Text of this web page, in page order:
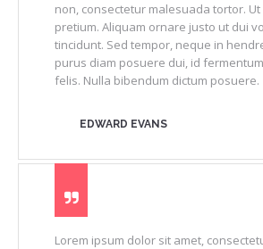
non, consectetur malesuada tortor.
pretium. Aliquam ornare justo ut dui
tincidunt. Sed tempor, neque in
purus diam posuere dui, id
felis. Nulla bibendum dictum posuere.
EDWARD EVANS
Lorem ipsum dolor sit amet,